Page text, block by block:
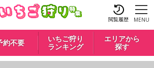
閲覧履歴 MENU
約不要
いちご狩り
ランキング
エリアから
探す